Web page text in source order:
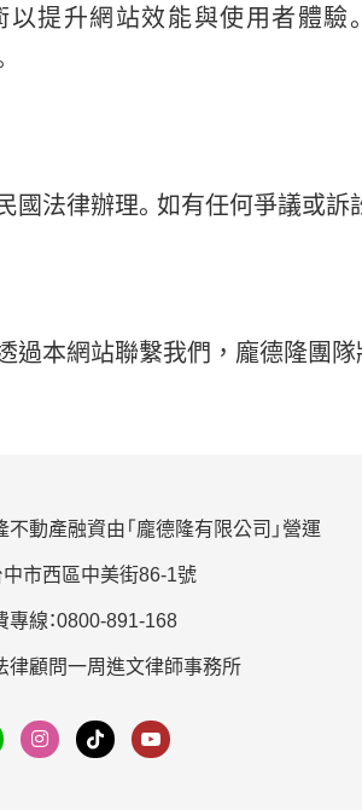
提升網站效能與使用者體
法律辦理。如有任何爭議或
本網站聯繫我們，龐德隆團隊
不動產融資由「龐德隆有限公司」營運
市西區中美街86-1號
專線：0800-891-168
律顧問一周進文律師事務所